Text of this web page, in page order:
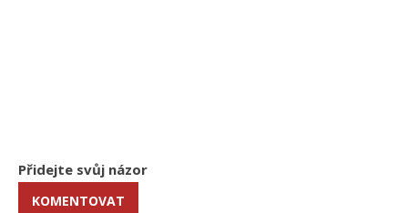
Přidejte svůj názor
KOMENTOVAT